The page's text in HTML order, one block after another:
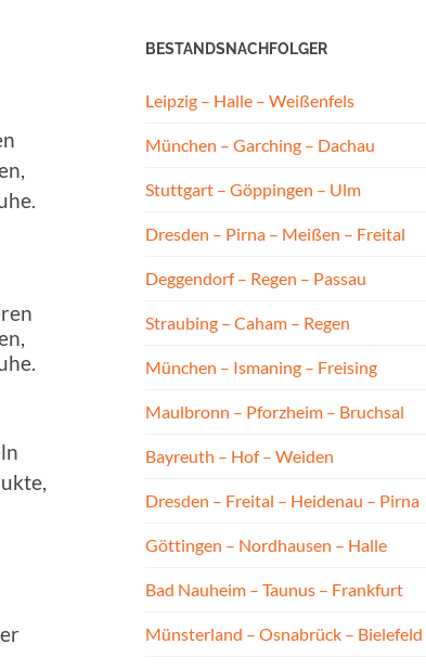
BESTANDSNACHFOLGER
Leipzig – Halle – Weißenfels
München – Garching – Dachau
Stuttgart – Göppingen – Ulm
Dresden – Pirna – Meißen – Freital
Deggendorf – Regen – Passau
Straubing – Caham – Regen
München – Ismaning – Freising
Maulbronn – Pforzheim – Bruchsal
Bayreuth – Hof – Weiden
Dresden – Freital – Heidenau – Pirna
Göttingen – Nordhausen – Halle
Bad Nauheim – Taunus – Frankfurt
Münsterland – Osnabrück – Bielefeld